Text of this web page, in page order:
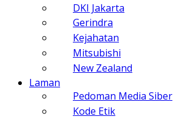
DKI Jakarta
Gerindra
Kejahatan
Mitsubishi
New Zealand
Laman
Pedoman Media Siber
Kode Etik